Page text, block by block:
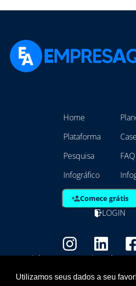
Utilizamos seus dados a seu favor!
Home
Plataforma
Pesquisa
Infográfico
FAQ
Comece grátis
LOGIN
Copyright - Marca Registrada
21.792.257/0001/01